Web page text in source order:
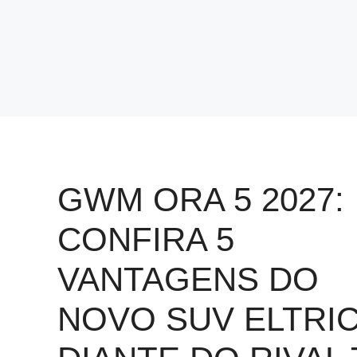
GWM ORA 5 2027:
CONFIRA 5
VANTAGENS DO
NOVO SUV